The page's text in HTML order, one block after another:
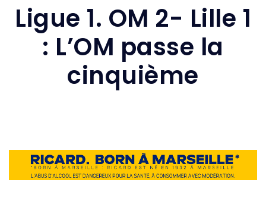
Ligue 1. OM 2- Lille 1
: L’OM passe la
cinquième